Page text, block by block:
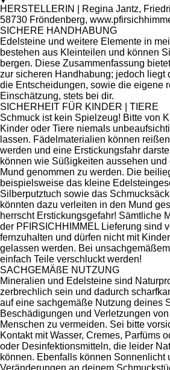
HERSTELLERIN | Regina Jantz,
58730 Fröndenberg,
SICHERE HANDHABUNG
Edelsteine und weitere Elemente in
bestehen aus Kleinteilen und können
bergen. Diese Zusammenfassung
zur sicheren Handhabung; jedoch liegt
die Entscheidungen, sowie die eigene
Einschätzung, stets bei dir.
SICHERHEIT FÜR KINDER | TIERE
Schmuck ist kein Spielzeug! Bitte von
Kinder oder Tiere niemals
lassen. Fädelmaterialien können
werden und eine Erstickungsfahr
können wie Süßigkeiten aussehen und
Mund genommen zu werden. Die
beispielsweise das kleine
Silberputztuch sowie das
könnten dazu verleiten in den Mund
herrscht Erstickungsgefahr! Sämtliche
der PFIRSICHHIMMEL Lieferung sind
fernzuhalten und dürfen nicht mit
gelassen werden. Bei
einfach Teile verschluckt werden!
SACHGEMÄßE NUTZUNG
Mineralien und Edelsteine sind
zerbrechlich sein und dadurch
auf eine sachgemäße Nutzung deines
Beschädigungen und Verletzungen
Menschen zu vermeiden. Sei bitte
Kontakt mit Wasser, Cremes, Parfüms
oder Desinfektionsmitteln, die leider
können. Ebenfalls können Sonnenlicht
Veränderungen an deinem